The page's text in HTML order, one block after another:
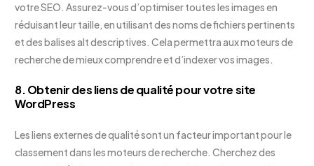
votre SEO. Assurez-vous d’optimiser toutes les images en
réduisant leur taille, en utilisant des noms de fichiers pertinents
et des balises alt descriptives. Cela permettra aux moteurs de
recherche de mieux comprendre et d’indexer vos images.
8. Obtenir des liens de qualité pour votre site
WordPress
Les liens externes de qualité sont un facteur important pour le
classement dans les moteurs de recherche. Cherchez des